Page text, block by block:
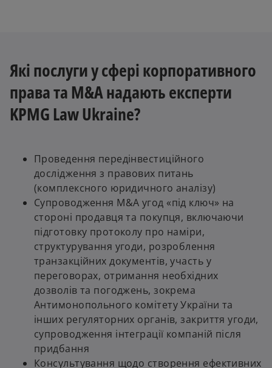
Які послуги у сфері корпоративного
права та M&A надають експерти
KPMG Law Ukraine?
Проведення передінвестиційного
дослідження з правових питань
(комплексного юридичного аналізу)
Супроводження M&A угод «під ключ» на
стороні продавця та покупця, включаючи
підготовку протоколу про наміри,
структурування угоди, розроблення
транзакційних документів, участь у
переговорах, отримання необхідних
дозволів та погоджень, зокрема
Антимонопольного комітету України та
інших регуляторних органів, закриття угоди,
супроводження інтеграції компаній після
придбання
Консультування щодо створення ефективних